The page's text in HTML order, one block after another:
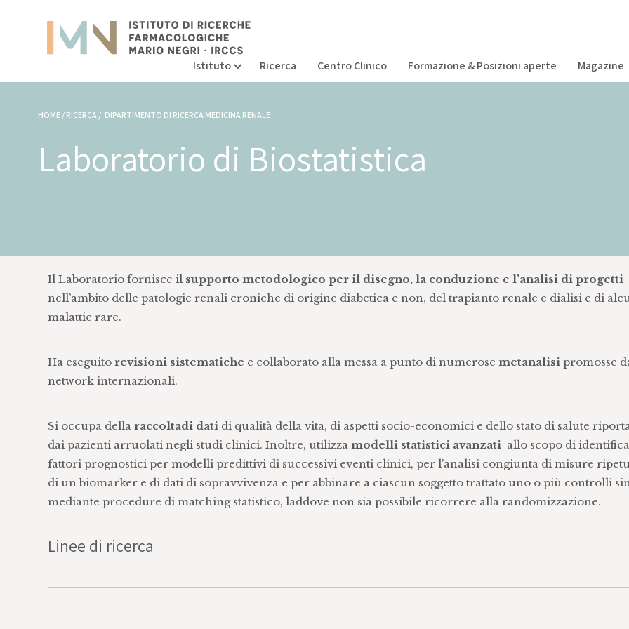
Istituto Ricerca Centro Clinico Formazione & Posizioni aperte Magazine
HOME / RICERCA / DIPARTIMENTO DI RICERCA MEDICINA RENALE
Laboratorio di Biostatistica
Il Laboratorio fornisce il supporto metodologico per il disegno, la conduzione e l’analisi di progetti
nell’ambito delle patologie renali croniche di origine diabetica e non, del trapianto renale e dialisi e di
malattie rare.
Ha eseguitorevisioni sistematiche e collaborato alla messa a punto di numerosemetanalisi promosse
network internazionali.
Si occupa dellaraccoltadi dati di qualità della vita, di aspetti socio-economici e dello stato di salute
dai pazienti arruolati negli studi clinici. Inoltre, utilizza modelli statistici avanzati allo scopo di
fattori prognostici per modelli predittivi di successivi eventi clinici, per l’analisi congiunta di misure
di un biomarker e di dati di sopravvivenza e per abbinare a ciascun soggetto trattato uno o più controlli
mediante procedure di matching statistico, laddove non sia possibile ricorrere alla randomizzazione.
Linee di ricerca